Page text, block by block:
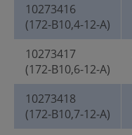
10273416
(172-B10,4-12-A)
10273417
(172-B10,6-12-A)
10273418
(172-B10,7-12-A)